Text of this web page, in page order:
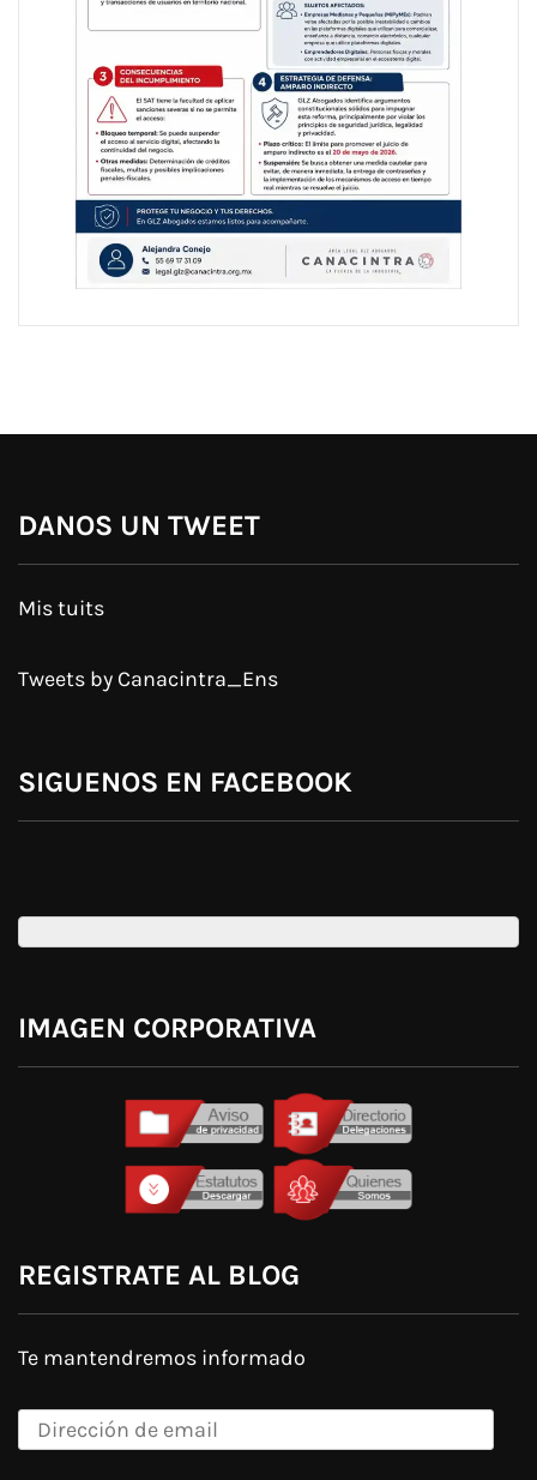
DANOS UN TWEET
Mis tuits
Tweets by Canacintra_Ens
SIGUENOS EN FACEBOOK
IMAGEN CORPORATIVA
REGISTRATE AL BLOG
Te mantendremos informado
Dirección